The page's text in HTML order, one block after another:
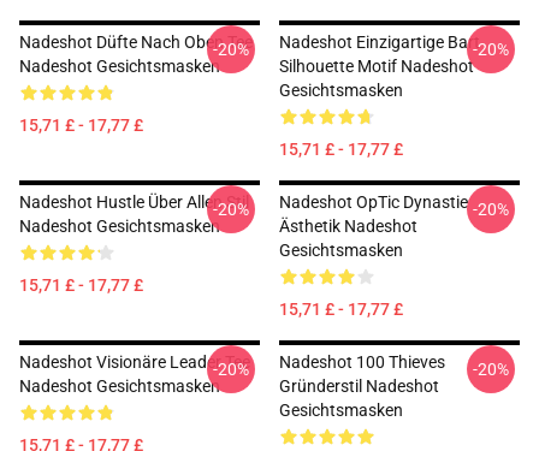
Nadeshot Düfte Nach Oben Tee
Nadeshot Gesichtsmasken
15,71 £ - 17,77 £
-20%
Nadeshot Einzigartige Bart
Silhouette Motif Nadeshot
Gesichtsmasken
15,71 £ - 17,77 £
-20%
Nadeshot Hustle Über Allen Stil
Nadeshot Gesichtsmasken
15,71 £ - 17,77 £
-20%
Nadeshot OpTic Dynastie
Ästhetik Nadeshot
Gesichtsmasken
15,71 £ - 17,77 £
-20%
Nadeshot Visionäre Leader Tee
Nadeshot Gesichtsmasken
15,71 £ - 17,77 £
-20%
Nadeshot 100 Thieves
Gründerstil Nadeshot
Gesichtsmasken
-20%